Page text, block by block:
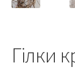
Гілки